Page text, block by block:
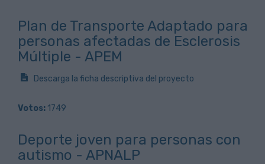
Plan de Transporte Adaptado para
personas afectadas de Esclerosis
Múltiple - APEM
Descarga la ficha descriptiva del proyecto
Votos: 1749
Deporte joven para personas con
autismo - APNALP